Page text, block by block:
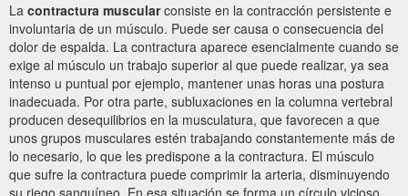
La contractura muscularconsiste en la contracción persistente e
involuntaria de un músculo. Puede ser causa o consecuencia del
dolor de espalda. La contractura aparece esencialmente cuando se
exige al músculo un trabajo superior al que puede realizar, ya sea
intenso u puntual por ejemplo, mantener unas horas una postura
inadecuada. Por otra parte, subluxaciones en la columna vertebral
producen desequilibrios en la musculatura, que favorecen a que
unos grupos musculares estén trabajando constantemente más de
lo necesario, lo que les predispone a la contractura. El músculo
que sufre la contractura puede comprimir la arteria, disminuyendo
su riego sanguíneo. En esa situación se forma un círculo vicioso